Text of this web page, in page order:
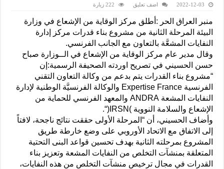
2022-12-03 اضف تعليق 222 زيارة
منبر العراق الحر :أطلق مركز الوقاية من الإشعاع في وزارة
البيئة المرحلة الثانية من مشروع بناء قدرات مركز إدارة
النفايات المشعَّة بالتعاون مع الجانب الفرنسي.
وقال مدير عام مركز الوقاية من الإشعاع في الــوزارة صباح
حسن الحسيني في تصريح اوردته الصحيفة الرسمية:إن
“مشروع بناء القدرات يتم بدعم من وكالة التعاون التقني
الفرنسية Expertise France والوكالة الفرنسيَّة الوطنية لإدارة
النفايات المشعة ANDRA والمعهد الفرنسي للحماية من
الإشعاع والسلامة النووية )IRSN(“.
وأضاف الحسيني، أن “المرحلة الأولى حققت نتائج ناجحة، لافتاً
إلى الاتفاق مع الاتحاد الأوروبي على وضع خارطة طريق
المشروع بمرحلته الثانية بهدف تحسين قواعد البنى التحتية
المتعلقة بمنشآت التخلص من النفايات المشعة وتعزيز بناء
القدرات في مجال ترخيص منشآت التخلص من هذه النفايات،